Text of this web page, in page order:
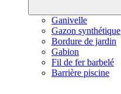
Ganivelle
Gazon synthétique
Bordure de jardin
Gabion
Fil de fer barbelé
Barrière piscine